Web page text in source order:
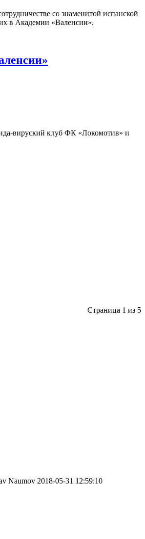
со знаменитой испанской
в Академии «Валенсии».
вируский клуб ФК «Локомотив» и
Страница 1 из 5
Naumov 2018-05-31 12:59:10